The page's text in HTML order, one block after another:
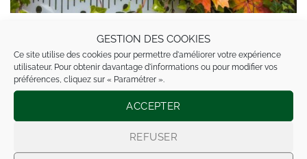
GESTION DES COOKIES
Ce site utilise des cookies pour permettre d'améliorer votre expérience
utilisateur. Pour obtenir davantage d'informations ou pour modifier vos
préférences, cliquez sur « Paramétrer ».
ACCEPTER
REFUSER
À l’Automne, nos serres regorgent de belles couleurs.
Rendez-vous chez Tropix pour des conseils de
professionnels, des plantes de qualité et un achat de
proximité !
CONTINUER LA LECTURE→